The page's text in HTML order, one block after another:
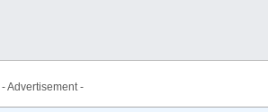
- Advertisement -